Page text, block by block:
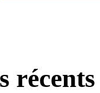
récents